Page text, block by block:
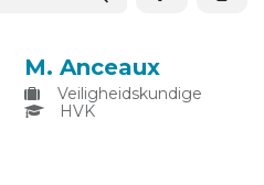
M. Anceaux
Veiligheidskundige
HVK